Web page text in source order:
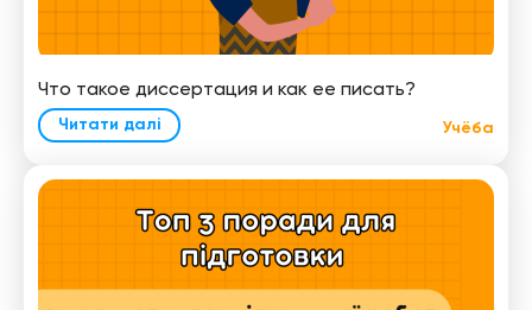
Что такое диссертация и как ее писать?
Читати далі Учёба